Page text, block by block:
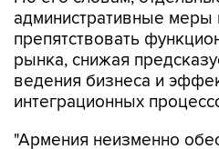
административные
препятствовать
рынка, снижая
ведения бизнеса и
интеграционных
"Армения неизменно